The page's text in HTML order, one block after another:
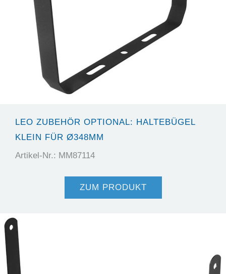
LEO ZUBEHÖR OPTIONAL: HALTEBÜGEL
KLEIN FÜR Ø348MM
Artikel-Nr.: MM87114
ZUM PRODUKT